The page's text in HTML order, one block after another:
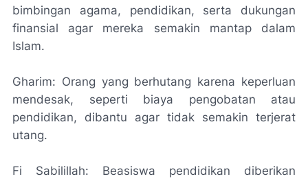
bimbingan agama, pendidikan, serta dukungan
finansial agar mereka semakin mantap dalam
Islam.
Gharim: Orang yang berhutang karena keperluan
mendesak, seperti biaya pengobatan atau
pendidikan, dibantu agar tidak semakin terjerat
utang.
Fi Sabilillah: Beasiswa pendidikan diberikan